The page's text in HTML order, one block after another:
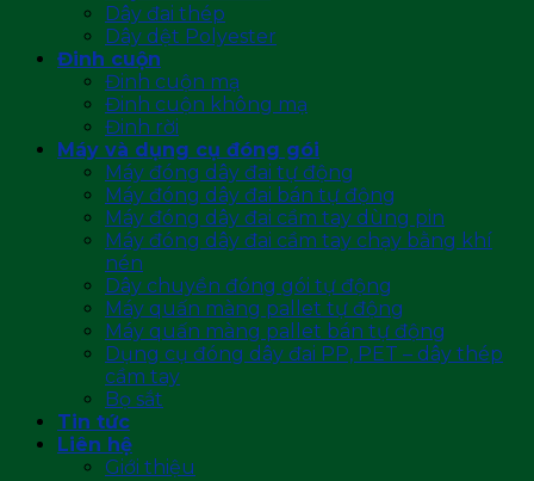
Dây đai thép
Dây dệt Polyester
Đinh cuộn
Đinh cuộn mạ
Đinh cuộn không mạ
Đinh rời
Máy và dụng cụ đóng gói
Máy đóng dây đai tự động
Máy đóng dây đai bán tự động
Máy đóng dây đai cầm tay dùng pin
Máy đóng dây đai cầm tay chạy bằng khí
nén
Dây chuyền đóng gói tự động
Máy quấn màng pallet tự động
Máy quấn màng pallet bán tự động
Dụng cụ đóng dây đai PP, PET – dây thép
cầm tay
Bọ sắt
Tin tức
Liên hệ
Giới thiệu